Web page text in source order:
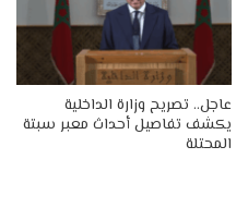
عاجل.. تصريح وزارة الداخلية
يكشف تفاصيل أحداث معبر سبتة
المحتلة